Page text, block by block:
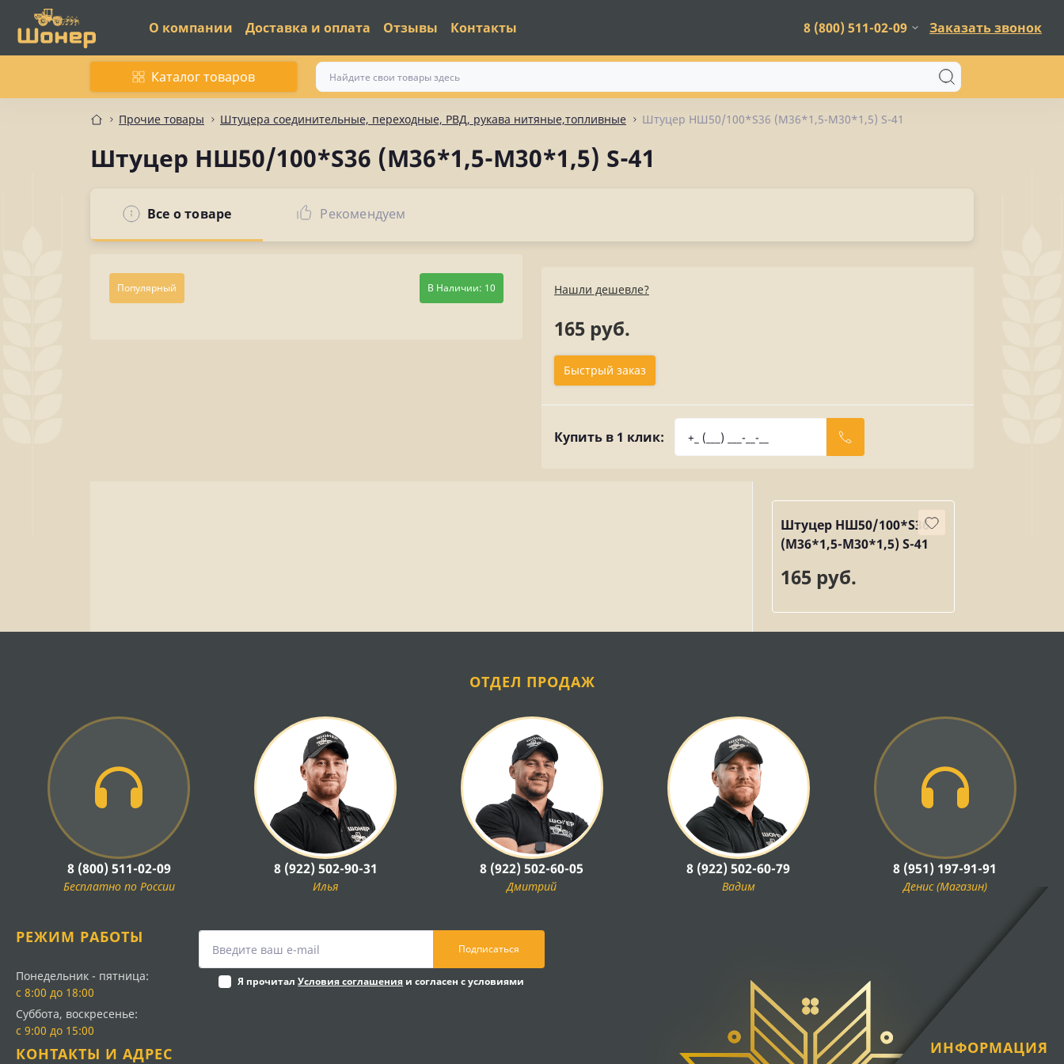
О компании Доставка и оплата Отзывы Контакты 8 (800) 511-02-09 Заказать звонок
Каталог товаров
Прочие товары Штуцера соединительные, переходные, РВД, рукава нитяные,топливные Штуцер НШ50/100*S36 (M36*1,5-М30*1,5) S-41
Штуцер НШ50/100*S36 (M36*1,5-М30*1,5) S-41
Все о товаре Рекомендуем
Популярный В Наличии: 10 Нашли дешевле?
165 руб.
Быстрый заказ
Купить в 1 клик:
Штуцер НШ50/100*S36
(M36*1,5-М30*1,5) S-41
165 руб.
ОТДЕЛ ПРОДАЖ
8 (800) 511-02-09
Бесплатно по России
8 (922) 502-90-31
Илья
8 (922) 502-60-05
Дмитрий
8 (922) 502-60-79
Вадим
8 (951) 197-91-91
Денис (Магазин)
РЕЖИМ РАБОТЫ
Понедельник - пятница:
с 8:00 до 18:00
Суббота, воскресенье:
с 9:00 до 15:00
Подписаться
Я прочиталУсловия соглашения и согласен с условиями
КОНТАКТЫ И АДРЕС ИНФОРМАЦИЯ